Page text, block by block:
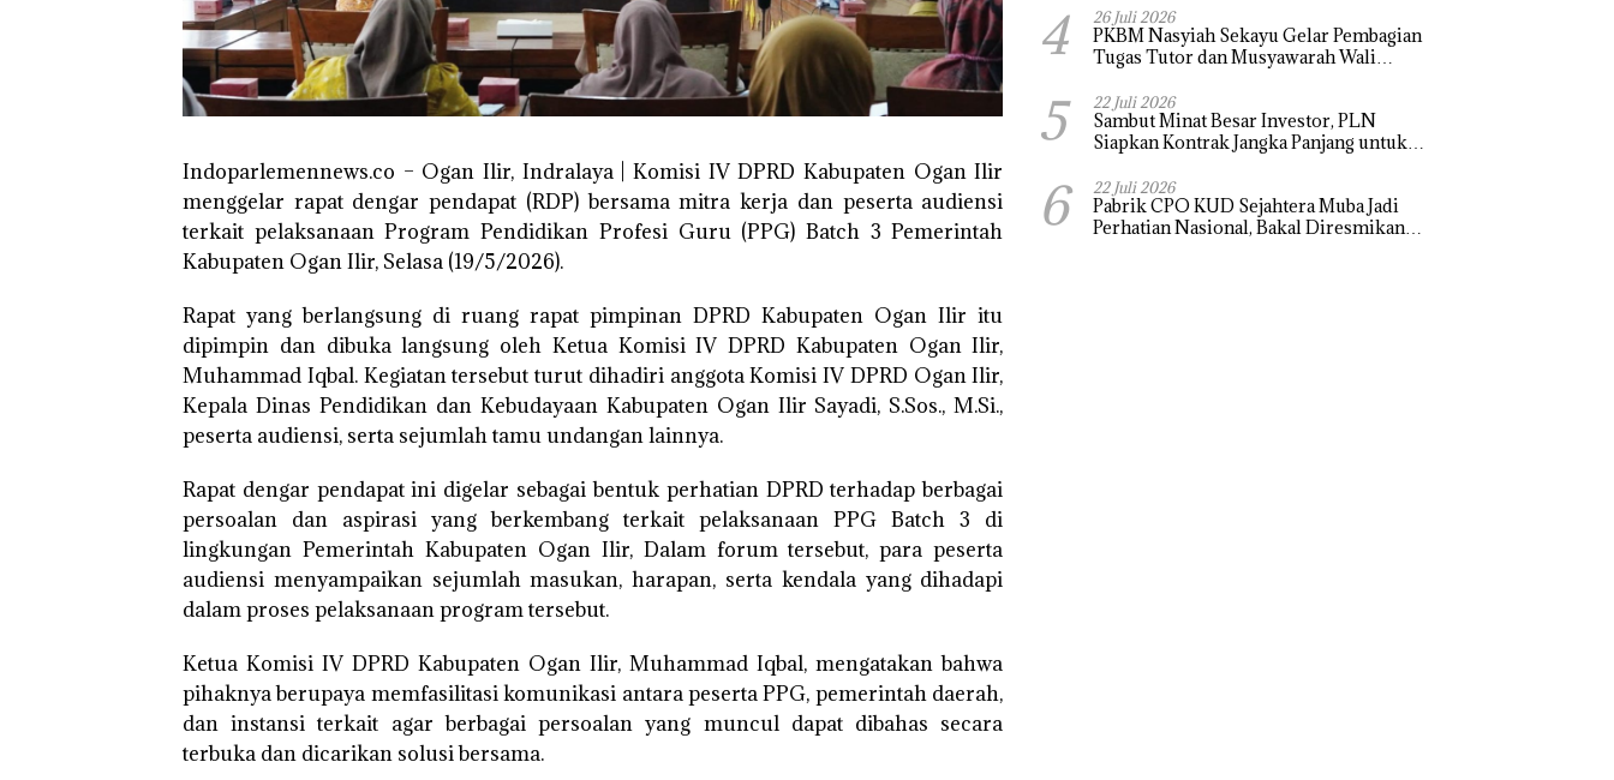
Indoparlemennews.co – Ogan Ilir, Indralaya | Komisi IV DPRD Kabupaten Ogan Ilir
menggelar rapat dengar pendapat (RDP) bersama mitra kerja dan peserta audiensi
terkait pelaksanaan Program Pendidikan Profesi Guru (PPG) Batch 3 Pemerintah
Kabupaten Ogan Ilir, Selasa (19/5/2026).
Rapat yang berlangsung di ruang rapat pimpinan DPRD Kabupaten Ogan Ilir itu
dipimpin dan dibuka langsung oleh Ketua Komisi IV DPRD Kabupaten Ogan Ilir,
Muhammad Iqbal. Kegiatan tersebut turut dihadiri anggota Komisi IV DPRD Ogan Ilir,
Kepala Dinas Pendidikan dan Kebudayaan Kabupaten Ogan Ilir Sayadi, S.Sos., M.Si.,
peserta audiensi, serta sejumlah tamu undangan lainnya.
Rapat dengar pendapat ini digelar sebagai bentuk perhatian DPRD terhadap berbagai
persoalan dan aspirasi yang berkembang terkait pelaksanaan PPG Batch 3 di
lingkungan Pemerintah Kabupaten Ogan Ilir, Dalam forum tersebut, para peserta
audiensi menyampaikan sejumlah masukan, harapan, serta kendala yang dihadapi
dalam proses pelaksanaan program tersebut.
Ketua Komisi IV DPRD Kabupaten Ogan Ilir, Muhammad Iqbal, mengatakan bahwa
pihaknya berupaya memfasilitasi komunikasi antara peserta PPG, pemerintah daerah,
dan instansi terkait agar berbagai persoalan yang muncul dapat dibahas secara
terbuka dan dicarikan solusi bersama.
4 26 Juli 2026
PKBM Nasyiah Sekayu Gelar Pembagian
Tugas Tutor dan Musyawarah Wali
5 22 Juli 2026
Sambut Minat Besar Investor, PLN
Siapkan Kontrak Jangka Panjang untuk
6 22 Juli 2026
Pabrik CPO KUD Sejahtera Muba Jadi
Perhatian Nasional, Bakal Diresmikan